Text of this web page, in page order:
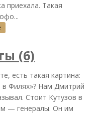
приехала. Такая
(6)
есть такая картина:
в Филях»? Нам Дмитрий
Стоит Кутузов в
— генералы. Он им